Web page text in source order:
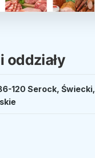
oddziały
120 Serock, Świecki,